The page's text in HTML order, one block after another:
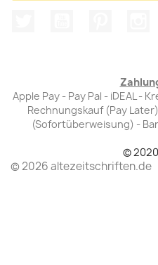
Apple Pay - Pay Pal - iDEAL -
Rechnungskauf (Pay
(Sofortüberweisung) -
©
© 2026 altezeitschriften.de